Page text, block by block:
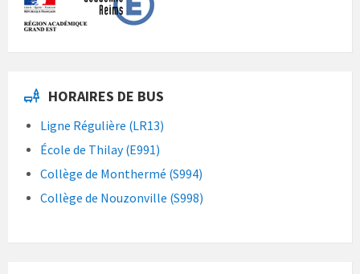
HORAIRES DE BUS
Ligne Régulière (LR13)
École de Thilay (E991)
Collège de Monthermé (S994)
Collège de Nouzonville (S998)